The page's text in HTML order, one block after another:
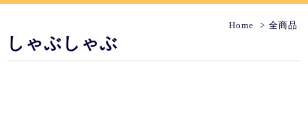
Home 全商品
しゃぶしゃぶ